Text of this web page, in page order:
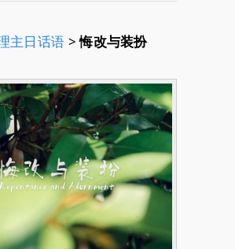
主日话语 >悔改与装扮